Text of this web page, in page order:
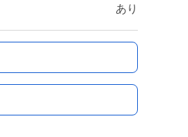
あり